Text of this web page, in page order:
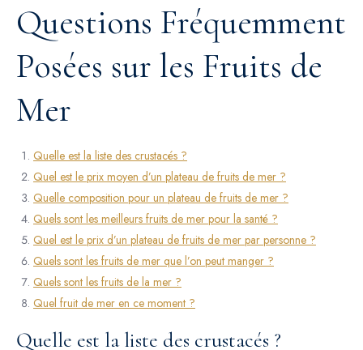
Questions Fréquemment
Posées sur les Fruits de
Mer
Quelle est la liste des crustacés ?
Quel est le prix moyen d’un plateau de fruits de mer ?
Quelle composition pour un plateau de fruits de mer ?
Quels sont les meilleurs fruits de mer pour la santé ?
Quel est le prix d’un plateau de fruits de mer par personne ?
Quels sont les fruits de mer que l’on peut manger ?
Quels sont les fruits de la mer ?
Quel fruit de mer en ce moment ?
Quelle est la liste des crustacés ?